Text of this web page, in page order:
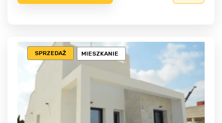
MIESZKANIE
SPRZEDAŻ